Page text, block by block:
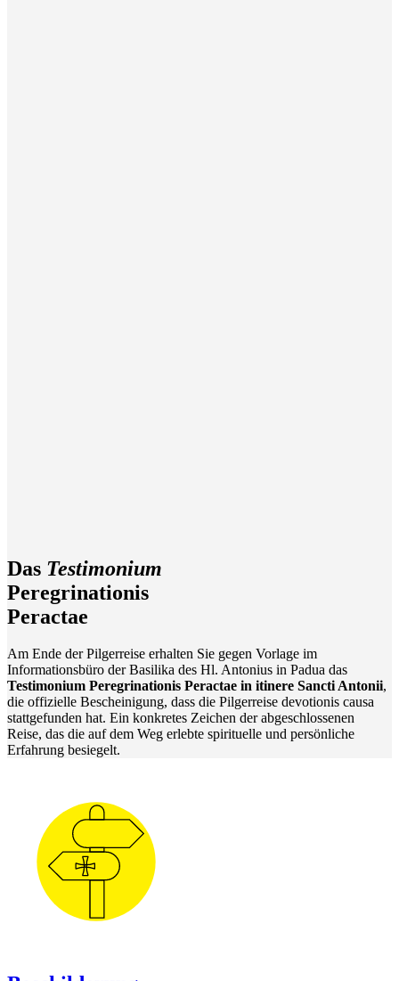
Das Testimonium
Peregrinationis
Peractae
Am Ende der Pilgerreise erhalten Sie gegen Vorlage im
Informationsbüro der Basilika des Hl. Antonius in Padua das
Testimonium Peregrinationis Peractae in itinere Sancti Antonii,
die offizielle Bescheinigung, dass die Pilgerreise devotionis causa
stattgefunden hat. Ein konkretes Zeichen der abgeschlossenen
Reise, das die auf dem Weg erlebte spirituelle und persönliche
Erfahrung besiegelt.